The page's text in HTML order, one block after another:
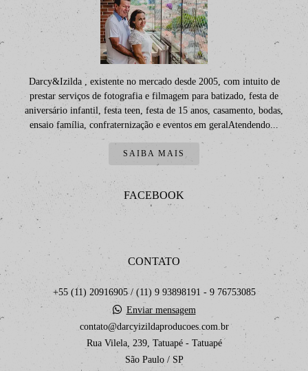
Darcy&Izilda , existente no mercado desde 2005, com intuito de
prestar serviços de fotografia e filmagem para batizado, festa de
aniversário infantil, festa teen, festa de 15 anos, casamento, bodas,
ensaio família, confraternização e eventos em geralAtendendo...
SAIBA MAIS
FACEBOOK
CONTATO
+55 (11) 20916905 / (11) 9 93898191 - 9 76753085
Enviar mensagem
contato@darcyizildaproducoes.com.br
Rua Vilela, 239, Tatuapé - Tatuapé
São Paulo / SP